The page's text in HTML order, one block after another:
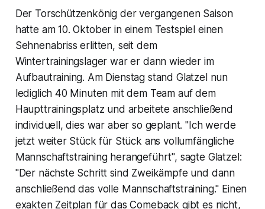
Der Torschützenkönig der vergangenen Saison
hatte am 10. Oktober in einem Testspiel einen
Sehnenabriss erlitten, seit dem
Wintertrainingslager war er dann wieder im
Aufbautraining. Am Dienstag stand Glatzel nun
lediglich 40 Minuten mit dem Team auf dem
Haupttrainingsplatz und arbeitete anschließend
individuell, dies war aber so geplant. "Ich werde
jetzt weiter Stück für Stück ans vollumfängliche
Mannschaftstraining herangeführt", sagte Glatzel:
"Der nächste Schritt sind Zweikämpfe und dann
anschließend das volle Mannschaftstraining." Einen
exakten Zeitplan für das Comeback gibt es nicht,